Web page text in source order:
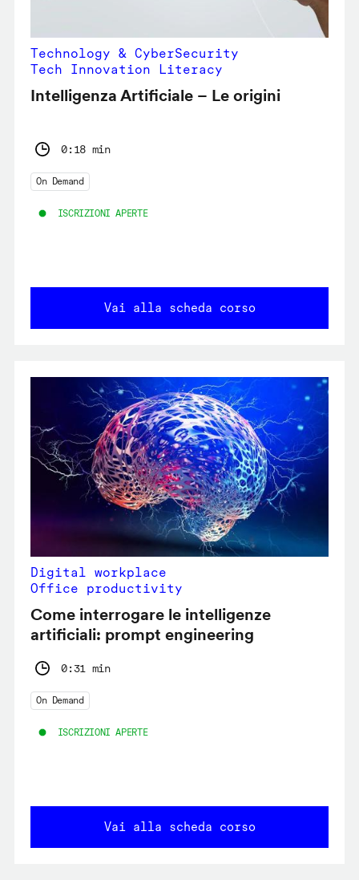
Technology & CyberSecurity
Tech Innovation Literacy
Intelligenza Artificiale – Le origini
0:18 min
On Demand
ISCRIZIONI APERTE
Vai alla scheda corso
Digital workplace
Office productivity
Come interrogare le intelligenze
artificiali: prompt engineering
0:31 min
On Demand
ISCRIZIONI APERTE
Vai alla scheda corso